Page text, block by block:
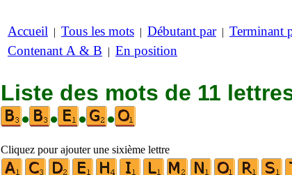
Accueil | Tous les mots | Débutant par| Terminant
Contenant A & B | En position
Liste des mots de 11
•
• • •
Cliquez pour ajouter une sixième lettre